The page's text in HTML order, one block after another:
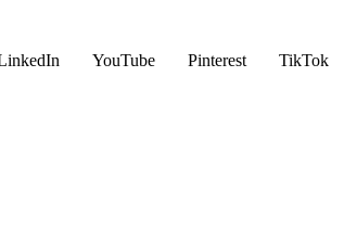
YouTube Pinterest TikTok